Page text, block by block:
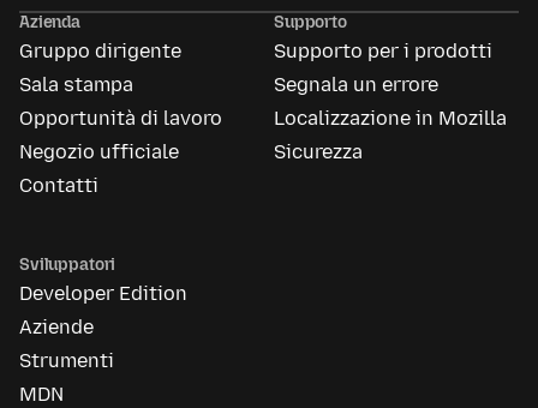
Azienda
Gruppo dirigente
Sala stampa
Opportunità di lavoro
Negozio ufficiale
Contatti
Supporto
Supporto per i prodotti
Segnala un errore
Localizzazione in Mozilla
Sicurezza
Sviluppatori
Developer Edition
Aziende
Strumenti
MDN